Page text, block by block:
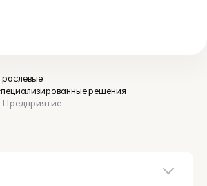
решения